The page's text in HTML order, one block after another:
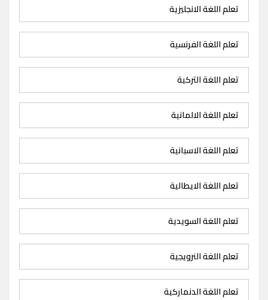
تعلم اللغة الانجليزية
تعلم اللغة الفرنسية
تعلم اللغة التركية
تعلم اللغة الالمانية
تعلم اللغة الاسبانية
تعلم اللغة الايطالية
تعلم اللغة السويدية
تعلم اللغة النرويجية
تعلم اللغة الدنماركية